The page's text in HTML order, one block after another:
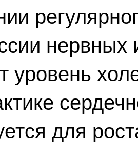
нервных
уровень
для